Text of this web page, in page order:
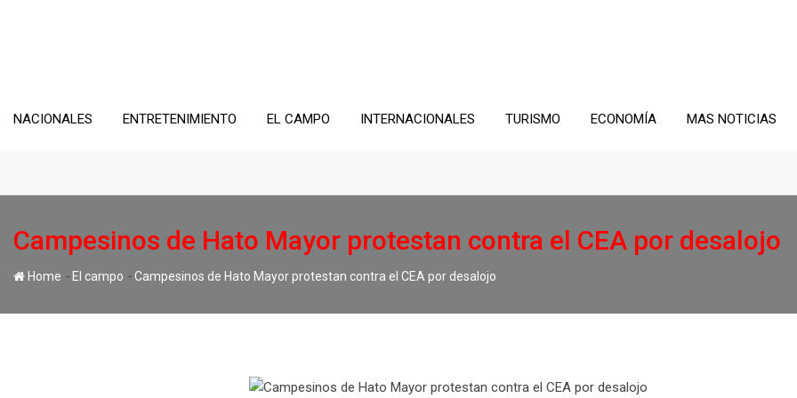
NACIONALES ENTRETENIMIENTO EL CAMPO INTERNACIONALES TURISMO ECONOMÍA MAS NOTICIAS
Campesinos de Hato Mayor protestan contra el CEA por desalojo
Home - El campo -Campesinos de Hato Mayor protestan contra el CEA por desalojo